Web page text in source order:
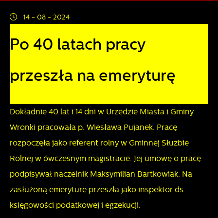
14 - 08 - 2024
Po 40 latach pracy
przeszła na emeryturę
Dokładnie 40 lat i 14 dni w Urzędzie Miasta i Gminy
Wronki pracowała p. Wiesława Pujanek. Pracę
rozpoczęła jako referent rolny w Gminnej Służbie
Rolnej w ówczesnym magistracie. Jej umowę o pracę
podpisywał naczelnik Maksymilian Bartkowiak. Na
zasłużoną emeryturę przeszła jako inspektor ds.
księgowości podatkowej i egzekucji.
preferencji prywatności, logowania czy wypełniania
korzystasz, może działać bez zakłóceń.
Tego typu pliki cookies umożliwiają stronie internetowej
personalizację określonych funkcjonalności czy
Dzięki tym plikom cookies możemy zapewnić Ci większy
komfort korzystania z funkcjonalności naszej strony poprzez
dopasowanie jej do Twoich indywidualnych preferencji.
Wyrażenie zgody na funkcjonalne i personalizacyjne pliki
cookies gwarantuje dostępność większej ilości funkcji na
Więcej
Analityczne
Analityczne pliki cookies pomagają nam rozwijać się i
dostosowywać do Twoich potrzeb.